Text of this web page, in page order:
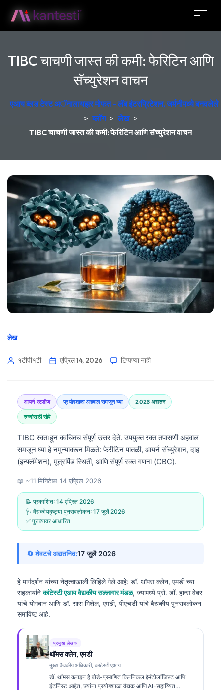
TIBC चाचणी जास्त की कमी: फेरिटिन आणि
सॅच्युरेशन वाचन
एआय ब्लड टेस्ट अॅनालायझर मोफत - लॅब इंटरप्रिटेशन, जर्मनीमध्ये बनवलेले
> ब्लॉग > लेख >
TIBC चाचणी जास्त की कमी: फेरिटिन आणि सॅच्युरेशन वाचन
लेख
१टीपी१टी एप्रिल 14, 2026 टिप्पण्या नाही
आयर्न स्टडीज प्रयोगशाळा अहवाल समजून घ्या 2026 अद्यतन
रुग्णांसाठी सोपे
TIBC स्वतःहून क्वचितच संपूर्ण उत्तर देते. उपयुक्त रक्त तपासणी अहवाल
समजून घ्या हे नमुन्यावरून मिळते: फेरीटिन पातळी, आयर्न सॅच्युरेशन, दाह
(इन्फ्लॅमेशन), मूत्रपिंड स्थिती, आणि संपूर्ण रक्त गणना (CBC).
📖 ~11 मिनिटे📅 14 एप्रिल 2026
📝 प्रकाशित: 14 एप्रिल 2026
🩺 वैद्यकीयदृष्ट्या पुनरावलोकन: 17 जुलै 2026
✅ पुराव्यावर आधारित
🔄 शेवटचे अद्यतनित:17 जुलै 2026
हे मार्गदर्शन यांच्या नेतृत्वाखाली लिहिले गेले आहे: डॉ. थॉमस क्लेन, एमडीच्या
सहकार्यानेकांटेस्टी एआय वैद्यकीय सल्लागार मंडळ, ज्यामध्ये प्रो. डॉ. हान्स वेबर
यांचे योगदान आणि डॉ. सारा मिशेल, एमडी, पीएचडी यांचे वैद्यकीय पुनरावलोकन
समाविष्ट आहे.
प्रमुख लेखक
थॉमस क्लेन, एमडी
मुख्य वैद्यकीय अधिकारी, कांटेस्टी एआय
डॉ. थॉमस क्लाइन हे बोर्ड-प्रमाणित क्लिनिकल हेमॅटोलॉजिस्ट आणि
इंटर्निस्ट आहेत, ज्यांना प्रयोगशाळा वैद्यक आणि AI-सहाय्यित